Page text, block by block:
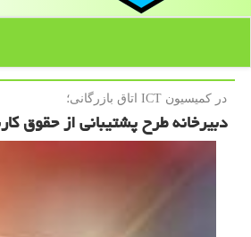
در كمیسیون ICT اتاق بازرگانی؛
دبیرخانه طرح پشتیبانی از